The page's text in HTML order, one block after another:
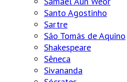
Santo Agostinho
Sartre
São Tomás de Aquino
Shakespeare
Sêneca
Sivananda